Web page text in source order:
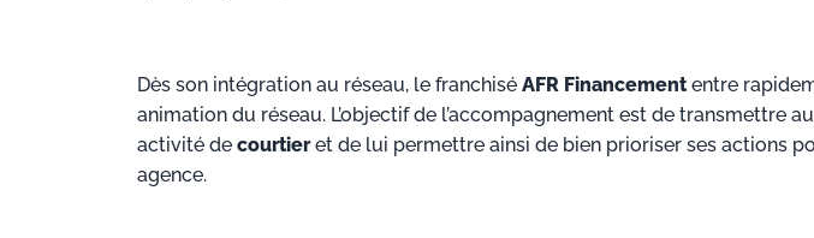
Dès son intégration au réseau, le franchisé AFR Financemententre
animation du réseau. L’objectif de l’accompagnement est de transmettre
activité de courtieret de lui permettre ainsi de bien prioriser ses actions
agence.